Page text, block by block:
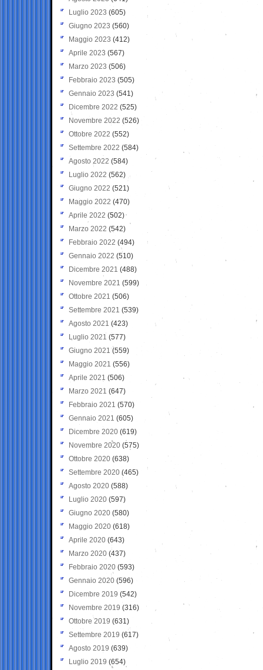
Luglio 2023 (605)
Giugno 2023 (560)
Maggio 2023 (412)
Aprile 2023 (567)
Marzo 2023 (506)
Febbraio 2023 (505)
Gennaio 2023 (541)
Dicembre 2022 (525)
Novembre 2022 (526)
Ottobre 2022 (552)
Settembre 2022 (584)
Agosto 2022 (584)
Luglio 2022 (562)
Giugno 2022 (521)
Maggio 2022 (470)
Aprile 2022 (502)
Marzo 2022 (542)
Febbraio 2022 (494)
Gennaio 2022 (510)
Dicembre 2021 (488)
Novembre 2021 (599)
Ottobre 2021 (506)
Settembre 2021 (539)
Agosto 2021 (423)
Luglio 2021 (577)
Giugno 2021(559)
Maggio 2021 (556)
Aprile 2021 (506)
Marzo 2021 (647)
Febbraio 2021 (570)
Gennaio 2021 (605)
Dicembre 2020 (619)
Novembre 2020 (575)
Ottobre 2020 (638)
Settembre 2020(465)
Agosto 2020 (588)
Luglio 2020 (597)
Giugno 2020 (580)
Maggio 2020 (618)
Aprile 2020 (643)
Marzo 2020 (437)
Febbraio 2020 (593)
Gennaio 2020 (596)
Dicembre 2019 (542)
Novembre 2019 (316)
Ottobre 2019 (631)
Settembre 2019 (617)
Agosto 2019 (639)
Luglio 2019 (654)